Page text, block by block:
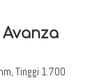
Tinggi 1.700